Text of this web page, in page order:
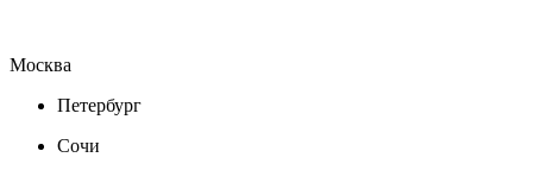
Москва
Петербург
Сочи